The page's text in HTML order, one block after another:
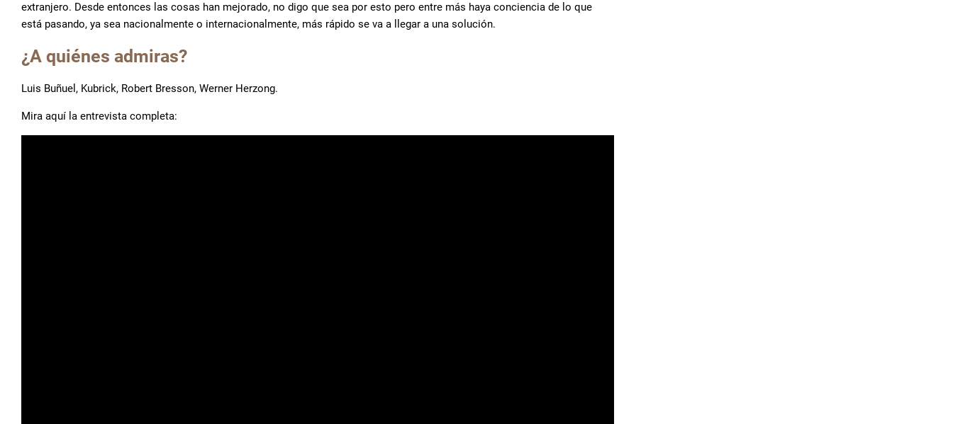
extranjero. Desde entonces las cosas han mejorado, no digo que sea por esto pero entre más haya conciencia de lo que
está pasando, ya sea nacionalmente o internacionalmente, más rápido se va a llegar a una solución.
¿A quiénes admiras?
Luis Buñuel, Kubrick, Robert Bresson, Werner Herzong.
Mira aquí la entrevista completa: